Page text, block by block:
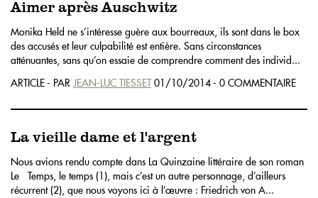
Aimer après Auschwitz
Monika Held ne s’intéresse guère aux bourreaux, ils sont dans le box
des accusés et leur culpabilité est entière. Sans circonstances
atténuantes, sans qu’on essaie de comprendre comment des individ...
ARTICLE - PAR JEAN-LUC TIESSET01/10/2014 - 0 COMMENTAIRE
La vieille dame et l'argent
Nous avions rendu compte dans La Quinzaine littéraire de son roman
Le Temps, le temps (1), mais c’est un autre personnage, d’ailleurs
récurrent (2), que nous voyons ici à l’œuvre : Friedrich von A...